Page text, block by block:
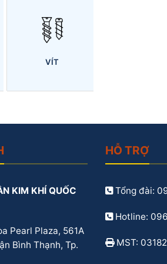
VÍT
KIM KHÍ QUỐC
Pearl Plaza, 561A
Bình Thạnh, Tp.
HỖ TRỢ
Tổng đài:
Hotline:
MST: